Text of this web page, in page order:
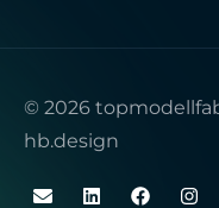
© 2026
hb.design